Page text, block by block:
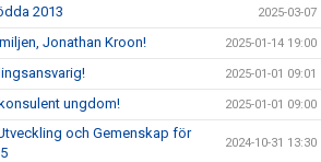
2013 2025-03-07
Jonathan Kroon! 2025-01-14 19:00
2025-01-01 09:01
ungdom! 2025-01-01 09:00
och Gemenskap för
2024-10-31 13:30